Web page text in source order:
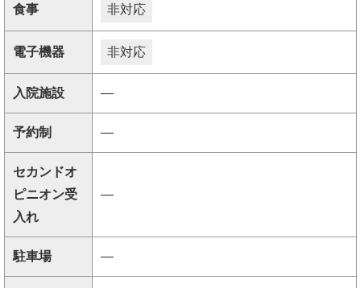
食事 非対応
電子機器 非対応
入院施設 ―
予約制 ―
セカンドオ
ピニオン受
入れ
―
駐車場 ―